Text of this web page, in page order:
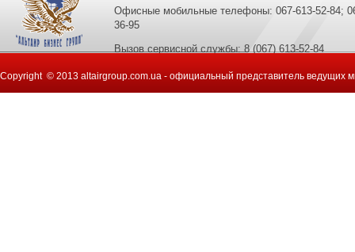
Офисные мобильные телефоны: 067-613-52-84;
36-95
Вызов сервисной службы: 8 (067) 613-52-84
Copyright © 2013 altairgroup.com.ua - официальный представитель ведущих